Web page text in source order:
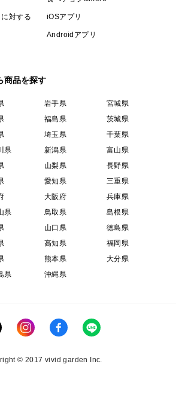
対する
iOSアプリ
Androidアプリ
商品を探す
岩手県
宮城県
福島県
茨城県
埼玉県
千葉県
県 新潟県
富山県
山梨県
長野県
愛知県
三重県
大阪府
兵庫県
県 鳥取県
島根県
山口県
徳島県
高知県
福岡県
熊本県
大分県
県 沖縄県
© 2017 vivid garden Inc.